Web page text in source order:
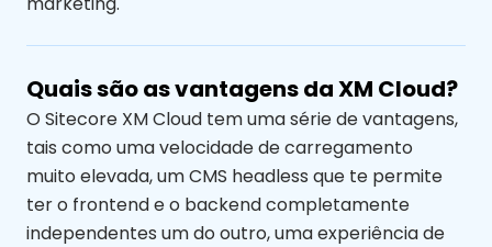
Quais são as vantagens da XM Cloud?
O Sitecore XM Cloud tem uma série de vantagens,
tais como uma velocidade de carregamento
muito elevada, um CMS headless que te permite
ter o frontend e o backend completamente
independentes um do outro, uma experiência de